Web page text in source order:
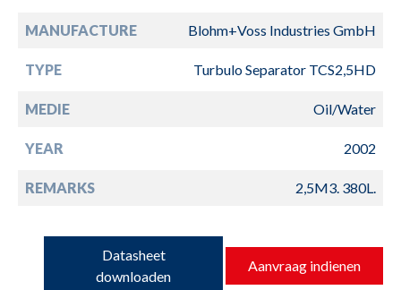
MANUFACTURE Blohm+Voss Industries GmbH
TYPE Turbulo Separator TCS2,5HD
MEDIE Oil/Water
YEAR 2002
REMARKS 2,5M3. 380L.
Datasheet
downloaden
Aanvraag indienen